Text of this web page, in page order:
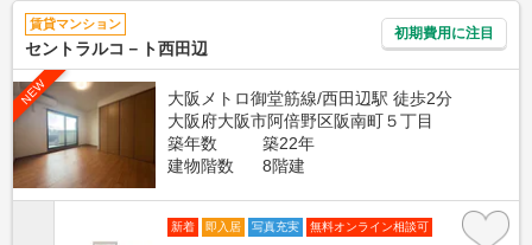
賃貸マンション
セントラルコ－ト西田辺
初期費用に注目
NEW
大阪メトロ御堂筋線/西田辺駅 徒歩2分
大阪府大阪市阿倍野区阪南町５丁目
築年数
築22年
建物階数
8階建
新着 即入居 写真充実 無料オンライン相談可